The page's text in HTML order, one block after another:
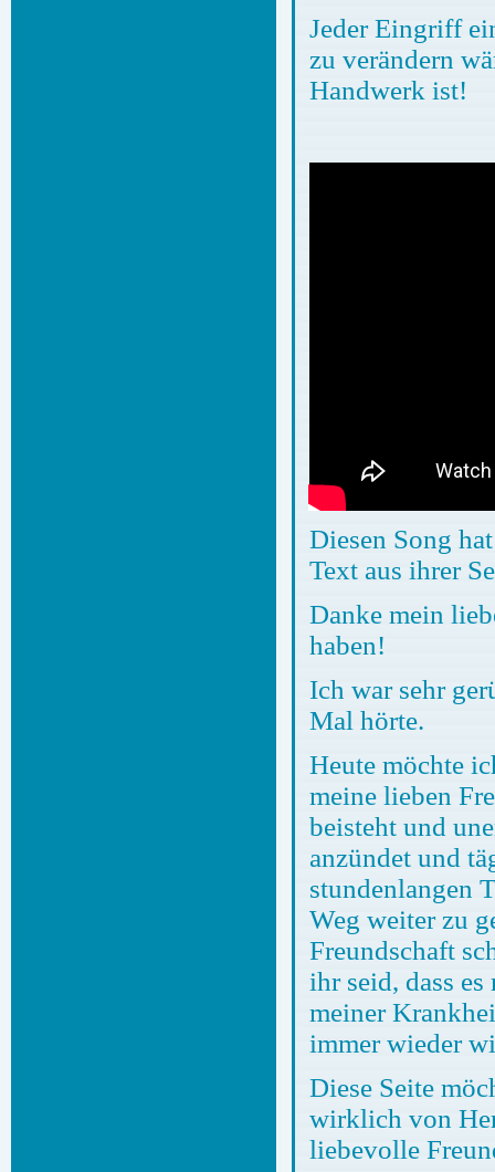
Jeder Eingriff
zu verändern
Handwerk ist!
Diesen Song
Text aus ihrer
Danke mein
haben!
Ich war sehr
Mal hörte.
Heute möchte
meine lieben
beisteht und
anzündet und
stundenlangen
Weg weiter zu
Freundschaft
ihr seid, dass
meiner
immer wieder
Diese Seite
wirklich von
liebevolle